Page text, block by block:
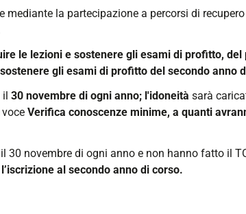
mediante la partecipazione a percorsi di
le lezioni e sostenere gli esami di profitto,
gli esami di profitto del secondo anno
il 30 novembre di ogni anno; l'idoneità sarà
Verifica conoscenze minime, a quanti
novembre di ogni anno e non hanno fatto il
al secondo anno di corso.